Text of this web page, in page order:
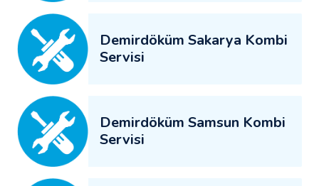
Demirdöküm Sakarya Kombi
Servisi
Demirdöküm Samsun Kombi
Servisi